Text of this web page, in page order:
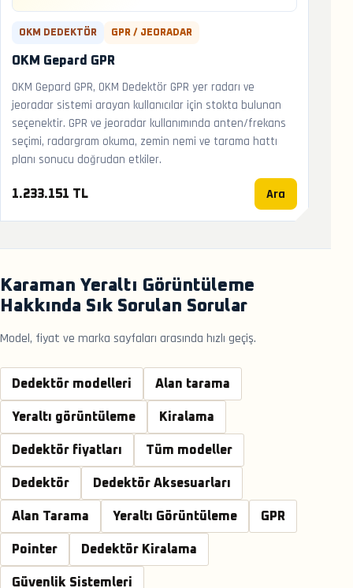
OKM DEDEKTÖR GPR / JEORADAR
OKM Gepard GPR
OKM Gepard GPR, OKM Dedektör GPR yer radarı ve
jeoradar sistemi arayan kullanıcılar için stokta bulunan
seçenektir. GPR ve jeoradar kullanımında anten/frekans
seçimi, radargram okuma, zemin nemi ve tarama hattı
planı sonucu doğrudan etkiler.
1.233.151 TL Ara
Karaman Yeraltı Görüntüleme
Hakkında Sık Sorulan Sorular
Model, fiyat ve marka sayfaları arasında hızlı geçiş.
Dedektör modelleri Alan tarama
Yeraltı görüntüleme Kiralama
Dedektör fiyatları Tüm modeller
Dedektör Dedektör Aksesuarları
Alan Tarama Yeraltı Görüntüleme GPR
Pointer Dedektör Kiralama
Güvenlik Sistemleri